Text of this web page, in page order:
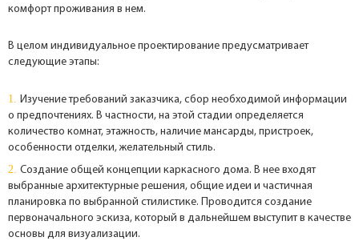
комфорт проживания в нем.
В целом индивидуальное проектирование предусматривает
следующие этапы:
Изучение требований заказчика, сбор необходимой информации
о предпочтениях. В частности, на этой стадии определяется
количество комнат, этажность, наличие мансарды, пристроек,
особенности отделки, желательный стиль.
Создание общей концепции каркасного дома. В нее входят
выбранные архитектурные решения, общие идеи и частичная
планировка по выбранной стилистике. Проводится создание
первоначального эскиза, который в дальнейшем выступит в качестве
основы для визуализации.